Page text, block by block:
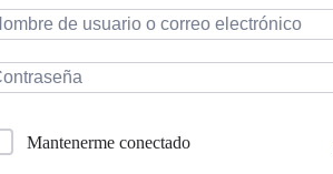
Mantenerme conectado